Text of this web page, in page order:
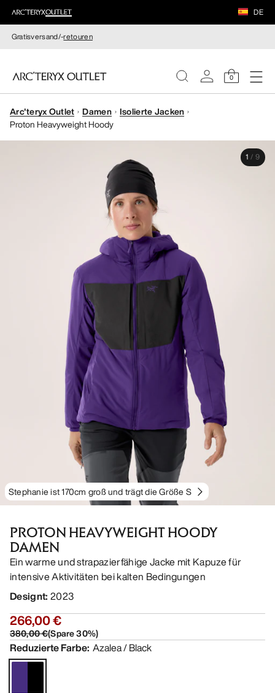
DE
Gratisversand/-retouren
0
DAMEN
Arc'teryx Outlet Damen
Isolierte Jacken
Proton Heavyweight Hoody
Stephanie ist 170cm groß und trägt die Größe S
1 / 9
PROTON HEAVYWEIGHT HOODY
DAMEN
Ein warme und strapazierfähige Jacke mit Kapuze für
intensive Aktivitäten bei kalten Bedingungen
Designt: 2023
266,00 €
380,00 €(Spare30%)
Reduzierte Farbe: Azalea / Black